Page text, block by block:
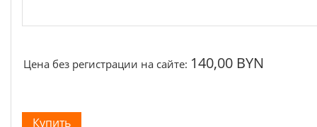
Цена без регистрации на сайте: 140,00 BYN